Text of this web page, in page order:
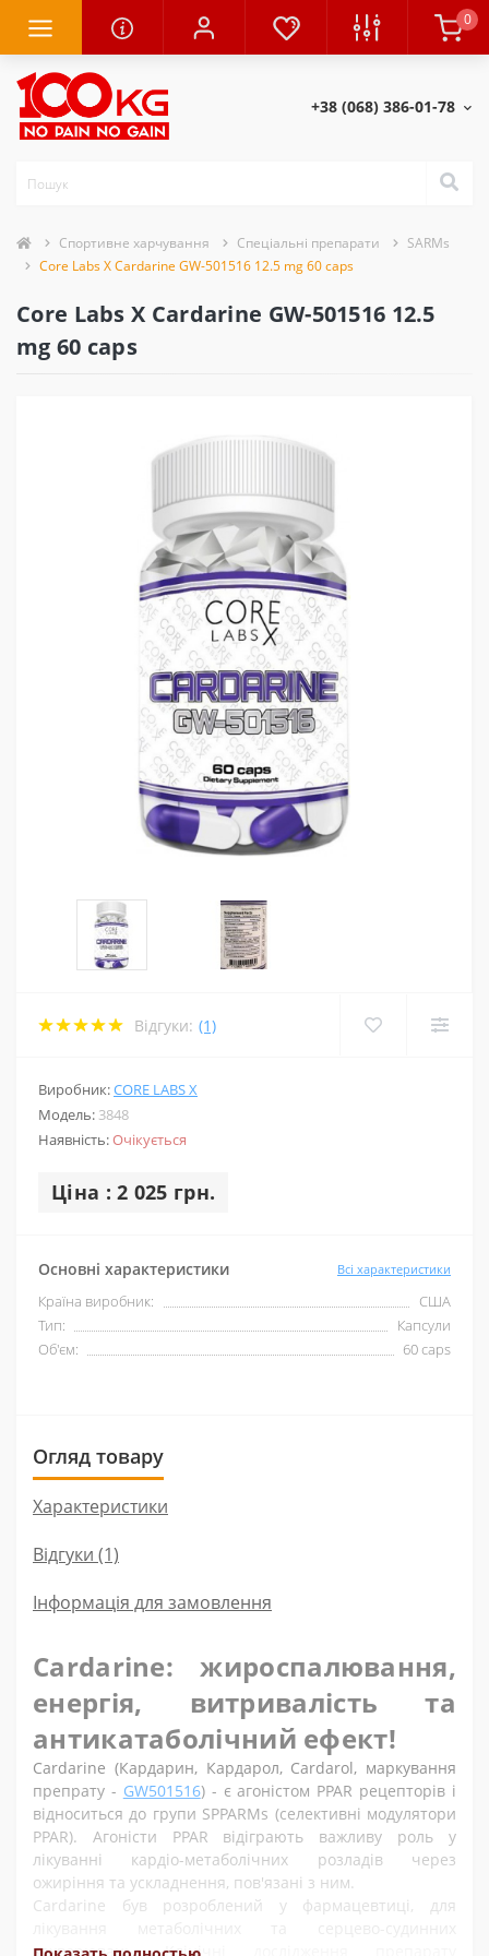
0
+38 (068) 386-01-78
Спортивне харчування Спеціальні препарати
SARMs
Core Labs X Cardarine GW-501516 12.5 mg 60 caps
Core Labs X Cardarine GW-501516 12.5
mg 60 caps
Відгуки: (1)
Виробник:CORE LABS X
Модель: 3848
Наявність:Очікується
Ціна : 2 025 грн.
Основні характеристики Всі характеристики
Країна виробник:
США
Тип:
Капсули
Об'єм:
60 caps
Огляд товару
Характеристики
Відгуки (1)
Інформація для замовлення
Cardarine: жироспалювання,
енергія, витривалість та
антикатаболічний ефект!
Cardarine (Кардарин, Кардарол, Cardarol, маркування
препрату - GW501516) - є агоністом PPAR рецепторів і
відноситься до групи SPPARMs (селективні модулятори
PPAR). Агоністи PPAR відіграють важливу роль у
лікуванні кардіо-метаболічних розладів через
ожиріння та ускладнення, пов'язані з ним.
Cardarine був розроблений у фармацевтиці, для
захворювань. Клінічні дослідження препарату